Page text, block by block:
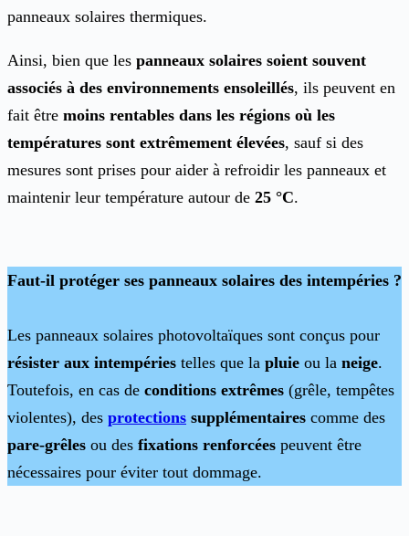
panneaux solaires thermiques.
Ainsi, bien que les panneaux solaires soient souvent
associés à des environnements ensoleillés, ils peuvent en
fait être moins rentables dans les régions où les
températures sont extrêmement élevées, sauf si des
mesures sont prises pour aider à refroidir les panneaux et
maintenir leur température autour de 25 °C.
Faut-il protéger ses panneaux solaires des intempéries ?
Les panneaux solaires photovoltaïques sont conçus pour
résister aux intempéries telles que la pluie ou la neige.
Toutefois, en cas de conditions extrêmes (grêle, tempêtes
violentes), des protections supplémentaires comme des
pare-grêles ou des fixations renforcées peuvent être
nécessaires pour éviter tout dommage.